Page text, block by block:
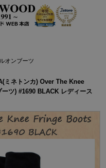
オンブーツ
ミネトンカ) Over The Knee
ツ) #1690 BLACK レディース